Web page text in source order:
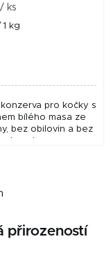
/ ks
kg
konzerva pro kočky s
bílého masa ze
bez obilovin a bez
přirozeností